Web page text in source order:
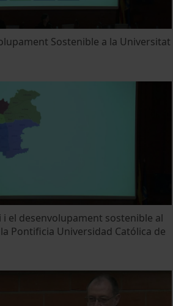
Sostenible a la Universitat
i el desenvolupament sostenible al
Pontificia Universidad Católica de